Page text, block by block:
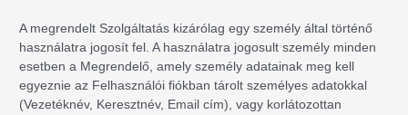
A megrendelt Szolgáltatás kizárólag egy személy által történő
használatra jogosít fel. A használatra jogosult személy minden
esetben a Megrendelő, amely személy adatainak meg kell
egyeznie az Felhasználói fiókban tárolt személyes adatokkal
(Vezetéknév, Keresztnév, Email cím), vagy korlátozottan